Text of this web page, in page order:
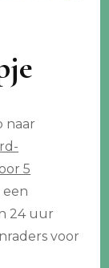
naar
5
een
24 uur
voor